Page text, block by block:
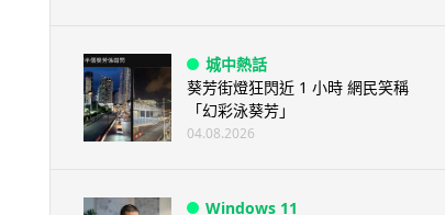
城中熱話
葵芳街燈狂閃近 1 小時 網民笑稱
「幻彩泳葵芳」
04.08.2026
Windows 11